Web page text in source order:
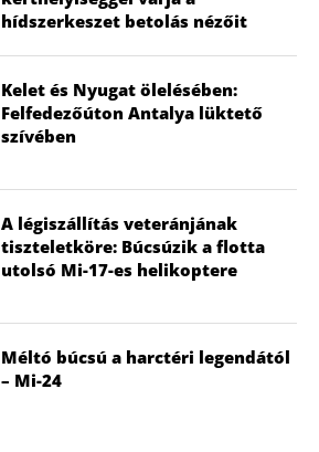
hídszerkeszet betolás nézőit
Kelet és Nyugat ölelésében:
Felfedezőúton Antalya lüktető
szívében
A légiszállítás veteránjának
tiszteletköre: Búcsúzik a flotta
utolsó Mi-17-es helikoptere
Méltó búcsú a harctéri legendától
– Mi-24